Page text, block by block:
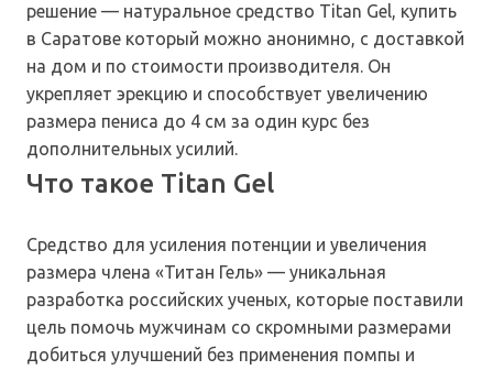
решение — натуральное средство Titan Gel, купить
в Саратове который можно анонимно, с доставкой
на дом и по стоимости производителя. Он
укрепляет эрекцию и способствует увеличению
размера пениса до 4 см за один курс без
дополнительных усилий.
Что такое Titan Gel
Средство для усиления потенции и увеличения
размера члена «Титан Гель» — уникальная
разработка российских ученых, которые поставили
цель помочь мужчинам со скромными размерами
добиться улучшений без применения помпы и